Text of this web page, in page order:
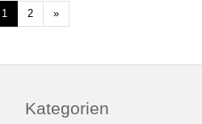
1 2 »Weiter
Kategorien